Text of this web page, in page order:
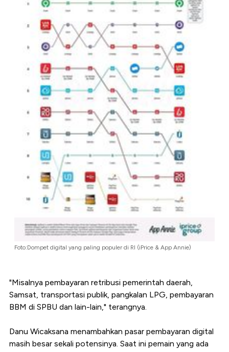
Foto:Dompet digital yang paling populer di RI (iPrice & App Annie)
"Misalnya pembayaran retribusi pemerintah daerah,
Samsat, transportasi publik, pangkalan LPG, pembayaran
BBM di SPBU dan lain-lain," terangnya.
Danu Wicaksana menambahkan pasar pembayaran digital
masih besar sekali potensinya. Saat ini pemain yang ada